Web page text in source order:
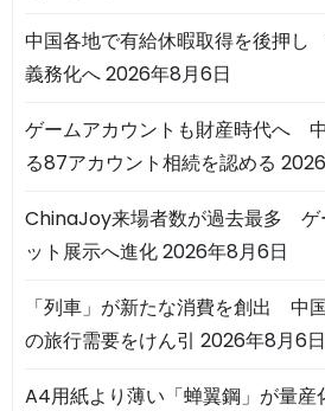
中国各地で有給休暇取得を後押
義務化へ2026年8月6日
ゲームアカウントも財産時代へ
る87アカウント相続を認める
ChinaJoy来場者数が過去最多 ゲ
ット展示へ進化2026年8月6日
「列車」が新たな消費を創出 中
の旅行需要をけん引 2026年8月6日
A4用紙より薄い「蝉翼鋼」が量